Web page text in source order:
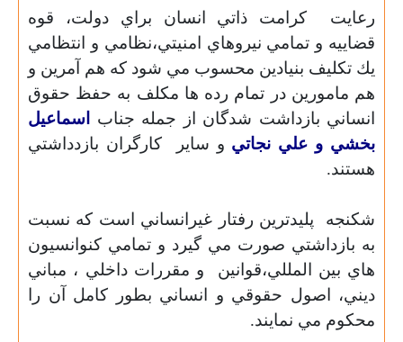
رعايت كرامت ذاتي انسان براي دولت،
قوه
قضاييه و تمامي نيروهاي امنيتي،نظامي و انتظامي
يك تكليف بنيادين محسوب مي شود كه هم آمرين و
هم مامورين در تمام رده ها مكلف به حفظ حقوق
انساني بازداشت شدگان از جمله جناب
اسماعيل
بخشي و علي نجاتي و ساير
كارگران بازدداشتي
هستند.
شكنجه
پليدترين رفتار غيرانساني است كه نسبت
به بازداشتي صورت مي گيرد و تمامي كنوانسيون
هاي بين المللي،قوانین
و مقررات داخلي ، مباني
ديني، اصول حقوقي و انساني بطور كامل آن را
محكوم مي نمايند.